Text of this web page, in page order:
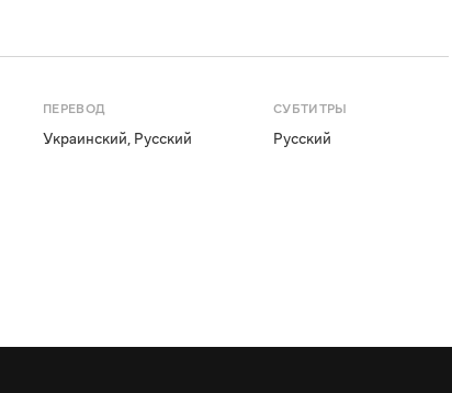
ПЕРЕВОД
Украинский, Русский
СУБТИТРЫ
Русский